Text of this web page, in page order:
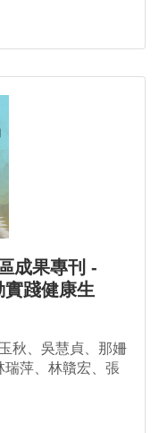
成果專刊 -
實踐健康生
秋、吳慧貞、那姍
萍、林贛宏、張
明娟、蔡佳蓉